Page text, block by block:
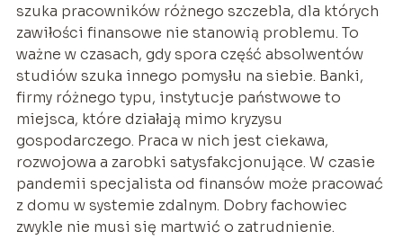
szuka pracowników różnego szczebla, dla których
zawiłości finansowe nie stanowią problemu. To
ważne w czasach, gdy spora część absolwentów
studiów szuka innego pomysłu na siebie. Banki,
firmy różnego typu, instytucje państwowe to
miejsca, które działają mimo kryzysu
gospodarczego. Praca w nich jest ciekawa,
rozwojowa a zarobki satysfakcjonujące. W czasie
pandemii specjalista od finansów może pracować
z domu w systemie zdalnym. Dobry fachowiec
zwykle nie musi się martwić o zatrudnienie.